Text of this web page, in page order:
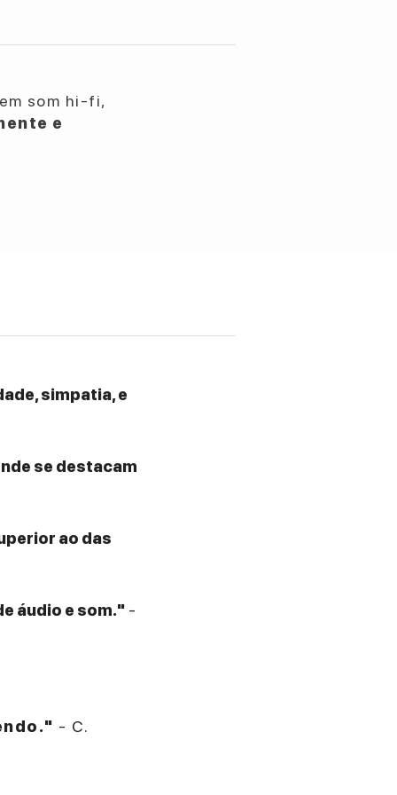
som hi-fi,
e
simpatia, e
se destacam
ao das
áudio e som." -
- C.